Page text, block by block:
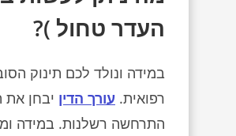
העדר טחול )?
במידה ונולד לכם תינוק
רפואית. עורך הדין יבחן את
התרחשה רשלנות. במידה